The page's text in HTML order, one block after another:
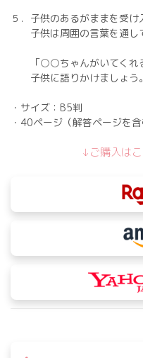
５．子供のあるがままを受け
子供は周囲の言葉を通し
「○○ちゃんがいてくれる
子供に語りかけましょう。
・サイズ：B5判
・40ページ（解答ページを
↓ご購入は